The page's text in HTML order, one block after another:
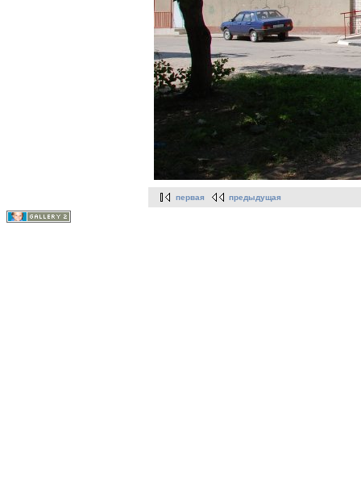
первая предыдущая